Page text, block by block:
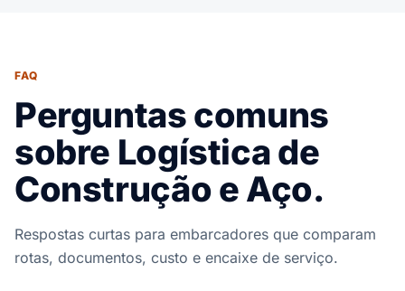
FAQ
Perguntas comuns
sobre Logística de
Construção e Aço.
Respostas curtas para embarcadores que comparam
rotas, documentos, custo e encaixe de serviço.